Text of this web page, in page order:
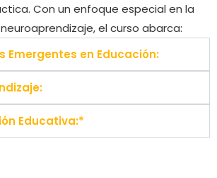
Con un enfoque especial en la
el curso abarca:
Emergentes en Educación:
Educativa:*